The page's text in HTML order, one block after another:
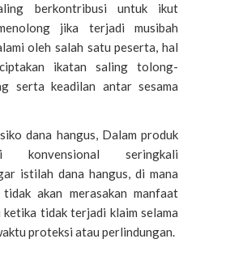
berkontribusi untuk ikut
jika terjadi musibah
oleh salah satu peserta, hal
ikatan saling tolong-
serta keadilan antar sesama
dana hangus, Dalam produk
konvensional seringkali
istilah dana hangus, di mana
akan merasakan manfaat
ketika tidak terjadi klaim selama
proteksi atau perlindungan.